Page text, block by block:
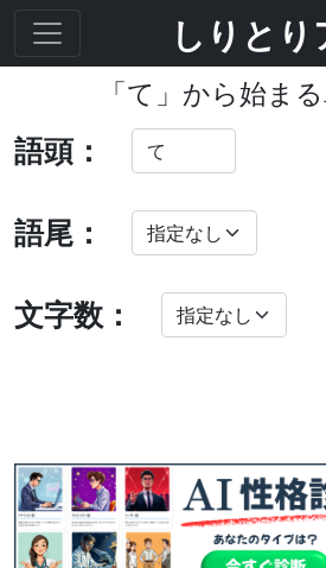
しりとり
「て」から始ま
語頭：
語尾：
文字数：